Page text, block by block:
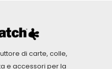
di carte, colle,
e accessori per la